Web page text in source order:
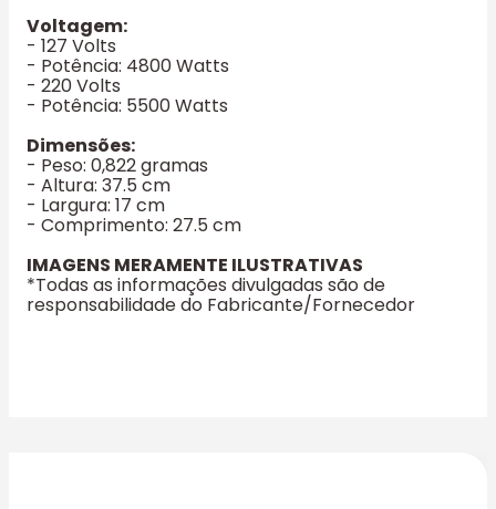
Voltagem:
- 127 Volts
- Potência: 4800 Watts
- 220 Volts
- Potência: 5500 Watts
Dimensões:
- Peso: 0,822 gramas
- Altura: 37.5 cm
- Largura: 17 cm
- Comprimento: 27.5 cm
IMAGENS MERAMENTE ILUSTRATIVAS
*Todas as informações divulgadas são de
responsabilidade do Fabricante/Fornecedor